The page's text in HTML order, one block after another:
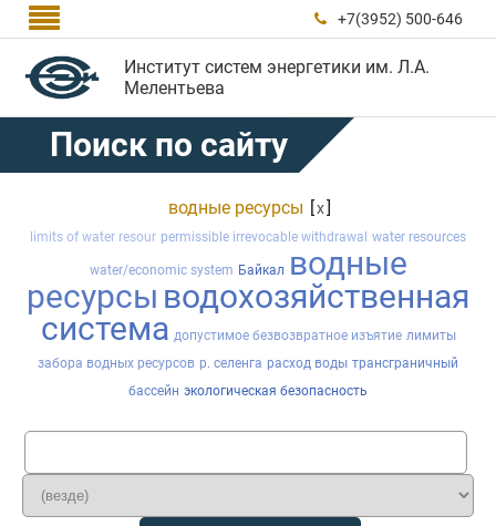
  +7(3952) 500-646
Институт систем энергетики им. Л.А.
Мелентьева
Поиск по сайту
водные ресурсы [x]
limits of water resour permissible irrevocable withdrawal water resources
water/economic system Байкал водные
ресурсы водохозяйственная
система допустимое безвозвратное изъятие лимиты
забора водных ресурсов р. селенга расход воды трансграничный
бассейн экологическая безопасность